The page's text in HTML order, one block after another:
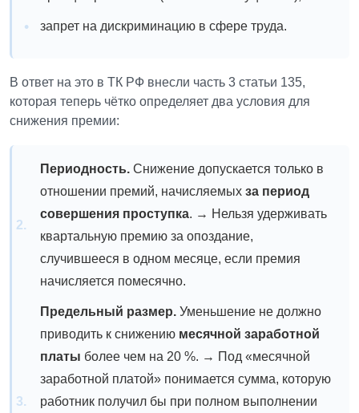
запрет на дискриминацию в сфере труда.
В ответ на это в ТК РФ внесли часть 3 статьи 135,
которая теперь чётко определяет два условия для
снижения премии:
Периодность. Снижение допускается только в
отношении премий, начисляемых за период
совершения проступка. → Нельзя удерживать
квартальную премию за опоздание,
случившееся в одном месяце, если премия
начисляется помесячно.
Предельный размер. Уменьшение не должно
приводить к снижению месячной заработной
платы более чем на 20 %. → Под «месячной
заработной платой» понимается сумма, которую
работник получил бы при полном выполнении